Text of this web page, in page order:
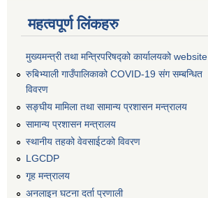
महत्वपूर्ण लिंकहरु
मुख्यमन्त्री तथा मन्त्रिपरिषद्को कार्यालयको website
रुबिभ्याली गाउँपालिकाको COVID-19 संग सम्बन्धित
विवरण
सङ्‍घीय मामिला तथा सामान्य प्रशासन मन्त्रालय
सामान्य प्रशासन मन्त्रालय
स्थानीय तहको वेवसाईटको विवरण
LGCDP
गृह मन्त्रालय
अनलाइन घटना दर्ता प्रणाली